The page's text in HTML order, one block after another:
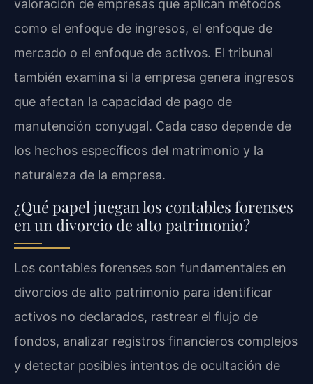
valoración de empresas que aplican métodos
como el enfoque de ingresos, el enfoque de
mercado o el enfoque de activos. El tribunal
también examina si la empresa genera ingresos
que afectan la capacidad de pago de
manutención conyugal. Cada caso depende de
los hechos específicos del matrimonio y la
naturaleza de la empresa.
¿Qué papel juegan los contables forenses
en un divorcio de alto patrimonio?
Los contables forenses son fundamentales en
divorcios de alto patrimonio para identificar
activos no declarados, rastrear el flujo de
fondos, analizar registros financieros complejos
y detectar posibles intentos de ocultación de